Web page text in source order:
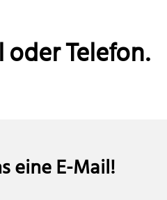
Telefon.
eine E-Mail!